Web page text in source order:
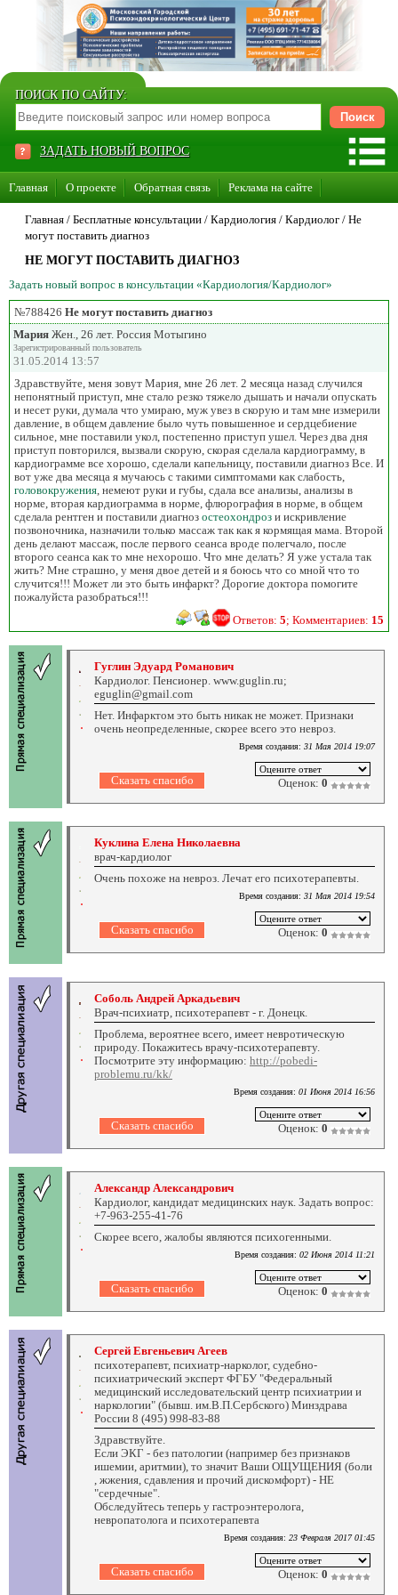
ПОИСК ПО САЙТУ:
ЗАДАТЬ НОВЫЙ ВОПРОС
Главная О проекте Обратная связь Реклама на сайте
Стать консультантом нашего сайта
Главная / Бесплатные консультации / Кардиология / Кардиолог / Не
могут поставить диагноз
НЕ МОГУТ ПОСТАВИТЬ ДИАГНОЗ
Задать новый вопрос в консультации «Кардиология/Кардиолог»
№788426 Не могут поставить диагноз
Мария Жен., 26 лет. Россия Мотыгино
Зарегистрированный пользователь
31.05.2014 13:57
Здравствуйте, меня зовут Мария, мне 26 лет. 2 месяца назад случился
непонятный приступ, мне стало резко тяжело дышать и начали опускать
и несет руки, думала что умираю, муж увез в скорую и там мне измерили
давление, в общем давление было чуть повышенное и сердцебиение
сильное, мне поставили укол, постепенно приступ ушел. Через два дня
приступ повторился, вызвали скорую, скорая сделала кардиограмму, в
кардиограмме все хорошо, сделали капельницу, поставили диагноз Все. И
вот уже два месяца я мучаюсь с такими симптомами как слабость,
головокружения , немеют руки и губы, сдала все анализы, анализы в
норме, вторая кардиограмма в норме, флюрография в норме, в общем
сделала рентген и поставили диагноз остеохондроз и искривление
позвоночника, назначили только массаж так как я кормящая мама. Второй
день делают массаж, после первого сеанса вроде полегчало, после
второго сеанса как то мне нехорошо. Что мне делать? Я уже устала так
жить? Мне страшно, у меня двое детей и я боюсь что со мной что то
случится!!! Может ли это быть инфаркт? Дорогие доктора помогите
пожалуйста разобраться!!!
Ответов: 5; Комментариев: 15
Гуглин Эдуард Романович
Кардиолог. Пенсионер. www.guglin.ru;
eguglin@gmail.com
Нет. Инфарктом это быть никак не может. Признаки
очень неопределенные, скорее всего это невроз.
Время создания: 31 Мая 2014 19:07
Оценок: 0
Куклина Елена Николаевна
врач-кардиолог
Очень похоже на невроз. Лечат его психотерапевты.
Время создания: 31 Мая 2014 19:54
Оценок: 0
Соболь Андрей Аркадьевич
Врач-психиатр, психотерапевт - г. Донецк.
Проблема, вероятнее всего, имеет невротическую
природу. Покажитесь врачу-психотерапевту.
Посмотрите эту информацию: http://pobedi-
problemu.ru/kk/
Время создания: 01 Июня 2014 16:56
Оценок: 0
Александр Александрович
Кардиолог, кандидат медицинских наук. Задать вопрос:
+7-963-255-41-76
Скорее всего, жалобы являются психогенными.
Время создания: 02 Июня 2014 11:21
Оценок: 0
Сергей Евгеньевич Агеев
психотерапевт, психиатр-нарколог, судебно-
психиатрический эксперт ФГБУ "Федеральный
медицинский исследовательский центр психиатрии и
наркологии" (бывш. им.В.П.Сербского) Минздрава
России 8 (495) 998-83-88
Здравствуйте.
Если ЭКГ - без патологии (например без признаков
ишемии, аритмии), то значит Ваши ОЩУЩЕНИЯ (боли
, жжения, сдавления и прочий дискомфорт) - НЕ
"сердечные".
Обследуйтесь теперь у гастроэнтеролога,
невропатолога и психотерапевта
Время создания: 23 Февраля 2017 01:45
Оценок: 0